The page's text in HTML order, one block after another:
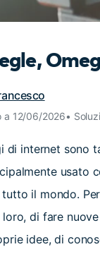
a 12/06/2026•
di internet sono
usato
il mondo.
di fare
idee, di